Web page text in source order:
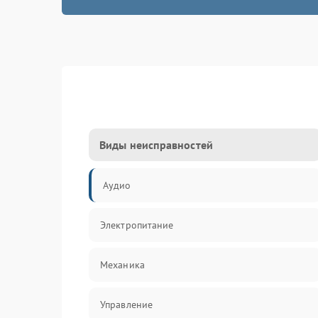
Виды неисправностей
Аудио
Электропитание
Механика
Управление